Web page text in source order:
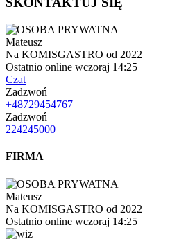
Mateusz
Na KOMISGASTRO od 2022
Ostatnio online wczoraj 14:25
Czat
Zadzwoń
+48729454767
Zadzwoń
224245000
FIRMA
Mateusz
Na KOMISGASTRO od 2022
Ostatnio online wczoraj 14:25